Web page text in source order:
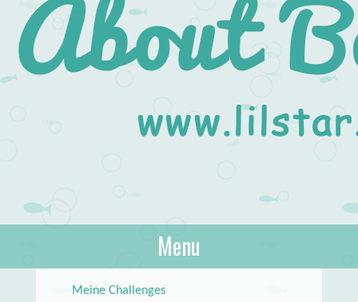
About Books
lilstar.de
Menu
Meine Challenges